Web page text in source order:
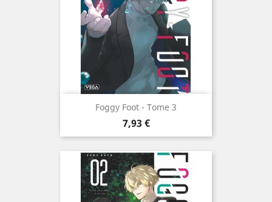
Foggy Foot - Tome 3
Prix
7,93 €